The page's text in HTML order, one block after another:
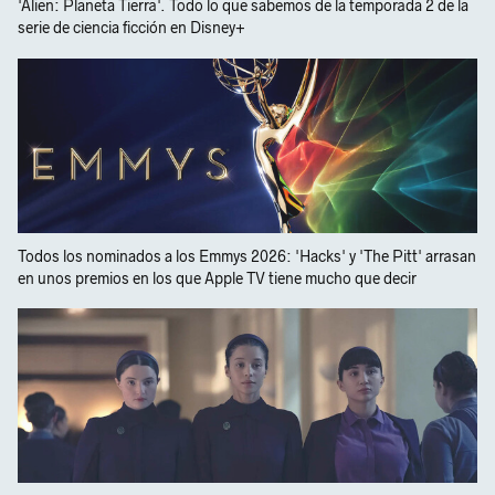
'Alien: Planeta Tierra'. Todo lo que sabemos de la temporada 2 de la
serie de ciencia ficción en Disney+
Todos los nominados a los Emmys 2026: 'Hacks' y 'The Pitt' arrasan
en unos premios en los que Apple TV tiene mucho que decir